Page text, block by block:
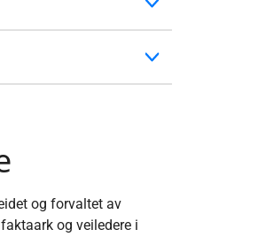
og forvaltet av
og veiledere i